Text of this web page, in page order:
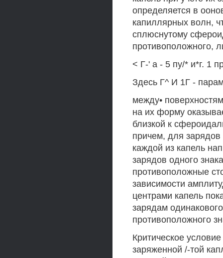
определяется в
капиллярных волн,
сплюснутому
противоположного,
< Г-' а - 5 пу/* и*г. 1
Здесь Г^ И 1Г -
между•
на их форму
близкой к
причем, для
каждой из капель
зарядов одного
противоположные
зависимости
центрами капель
зарядам
противоположного
Критическое
заряженной /-той